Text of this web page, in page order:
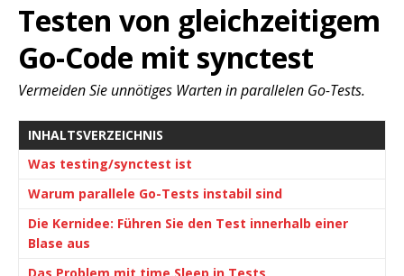
Testen von gleichzeitigem
Go-Code mit synctest
Vermeiden Sie unnötiges Warten in parallelen Go-Tests.
INHALTSVERZEICHNIS
Was testing/synctest ist
Warum parallele Go-Tests instabil sind
Die Kernidee: Führen Sie den Test innerhalb einer
Blase aus